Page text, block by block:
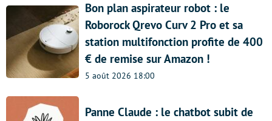
Bon plan aspirateur robot : le
Roborock Qrevo Curv 2 Pro et sa
station multifonction profite de 400
€ de remise sur Amazon !
5 août 2026 18:00
Panne Claude : le chatbot subit de